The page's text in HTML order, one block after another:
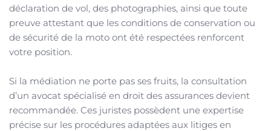
déclaration de vol, des photographies, ainsi que toute
preuve attestant que les conditions de conservation ou
de sécurité de la moto ont été respectées renforcent
votre position.
Si la médiation ne porte pas ses fruits, la consultation
d’un avocat spécialisé en droit des assurances devient
recommandée. Ces juristes possèdent une expertise
précise sur les procédures adaptées aux litiges en